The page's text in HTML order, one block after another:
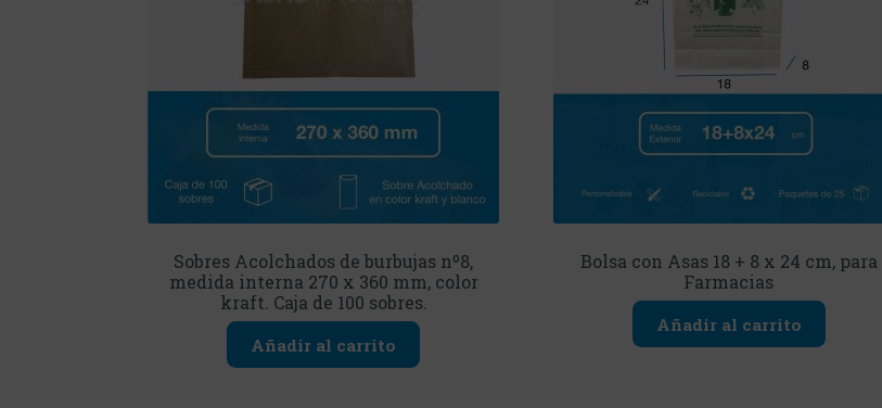
Sobres Acolchados de burbujas nº8,
medida interna 270 x 360 mm, color
kraft. Caja de 100 sobres.
Añadir al carrito
Bolsa con Asas 18 + 8 x 24 cm, para
Farmacias
Añadir al carrito